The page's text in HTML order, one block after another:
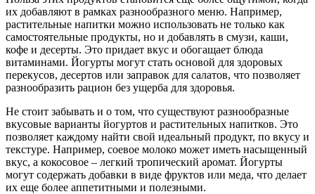
их добавляют в рамках разнообразного меню. Например,
растительные напитки можно использовать не только как
самостоятельные продукты, но и добавлять в смузи, каши,
кофе и десерты. Это придает вкус и обогащает блюда
витаминами. Йогурты могут стать основой для здоровых
перекусов, десертов или заправок для салатов, что позволяет
разнообразить рацион без ущерба для здоровья.
Не стоит забывать и о том, что существуют разнообразные
вкусовые варианты йогуртов и растительных напитков. Это
позволяет каждому найти свой идеальный продукт, по вкусу и
текстуре. Например, соевое молоко может иметь насыщенный
вкус, а кокосовое – легкий тропический аромат. Йогурты
могут содержать добавки в виде фруктов или меда, что делает
их еще более аппетитными и полезными.